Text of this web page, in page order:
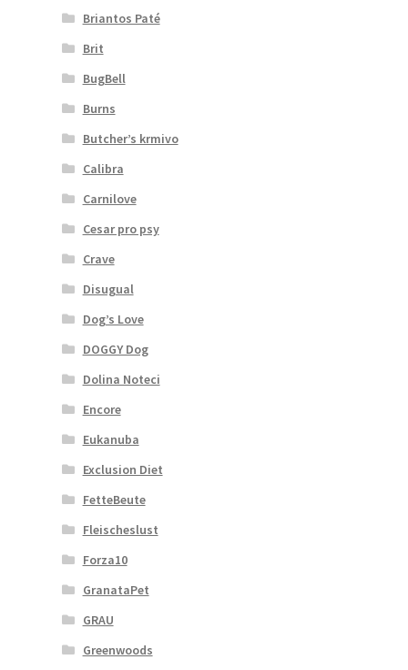
Briantos Paté
Brit
BugBell
Burns
Butcher’s krmivo
Calibra
Carnilove
Cesar pro psy
Crave
Disugual
Dog’s Love
DOGGY Dog
Dolina Noteci
Encore
Eukanuba
Exclusion Diet
FetteBeute
Fleischeslust
Forza10
GranataPet
GRAU
Greenwoods